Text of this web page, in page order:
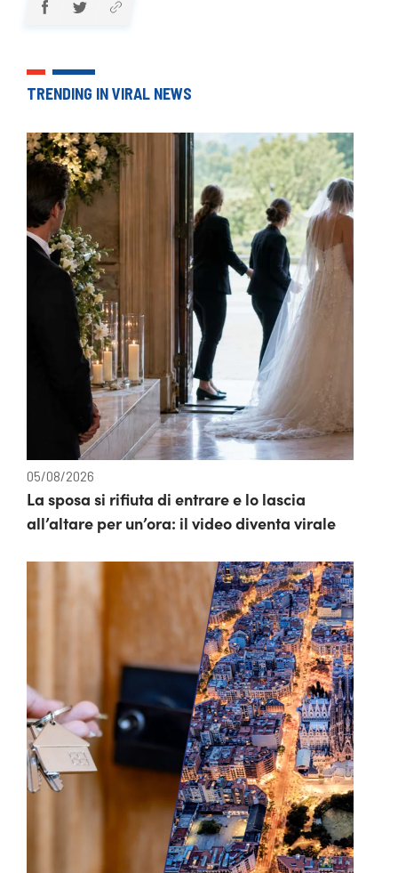
TRENDING IN VIRAL NEWS
05/08/2026
La sposa si rifiuta di entrare e lo lascia
all’altare per un’ora: il video diventa virale